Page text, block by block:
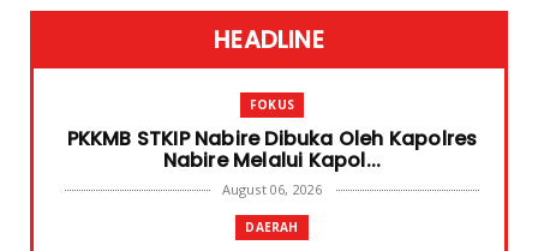
HEADLINE
FOKUS
PKKMB STKIP Nabire Dibuka Oleh Kapolres
Nabire Melalui Kapol...
August 06, 2026
DAERAH